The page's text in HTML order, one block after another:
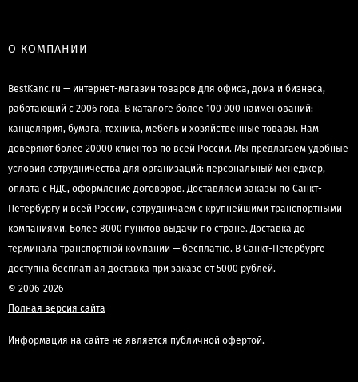
О КОМПАНИИ
BestKanc.ru — интернет-магазин товаров для офиса, дома и бизнеса,
работающий с 2006 года. В каталоге более 100 000 наименований:
канцелярия, бумага, техника, мебель и хозяйственные товары. Нам
доверяют более 20000 клиентов по всей России. Мы предлагаем удобные
условия сотрудничества для организаций: персональный менеджер,
оплата с НДС, оформление договоров. Доставляем заказы по Санкт-
Петербургу и всей России, сотрудничаем с крупнейшими транспортными
компаниями. Более 8000 пунктов выдачи по стране. Доставка до
терминала транспортной компании — бесплатно. В Санкт-Петербурге
доступна бесплатная доставка при заказе от 5000 рублей.
© 2006–2026
Полная версия сайта
Информация на сайте не является публичной офертой.